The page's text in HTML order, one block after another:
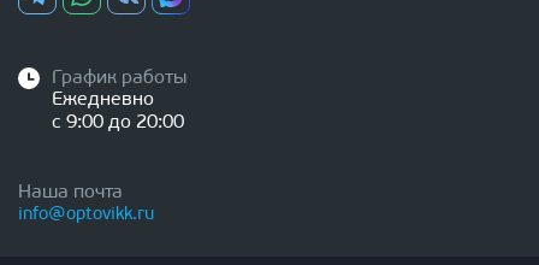
График работы
Ежедневно
с 9:00 до 20:00
Наша почта
info@optovikk.ru